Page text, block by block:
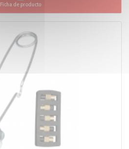
Ficha de producto